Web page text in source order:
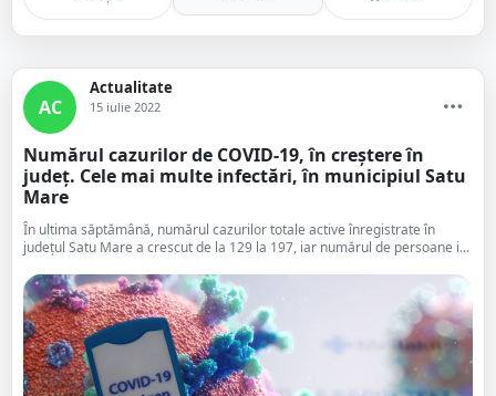
AC
Actualitate
15 iulie 2022
Numărul cazurilor de COVID-19, în creștere în
județ. Cele mai multe infectări, în municipiul Satu
Mare
În ultima săptămână, numărul cazurilor totale active înregistrate în
județul Satu Mare a crescut de la 129 la 197, iar numărul de persoane i...